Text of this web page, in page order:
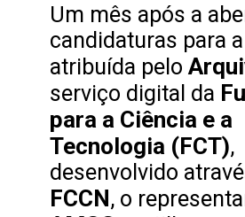
Um mês após a
candidaturas para
atribuída pelo
serviço digital da
para a Ciência e a
Tecnologia (FCT),
desenvolvido
FCCN, o